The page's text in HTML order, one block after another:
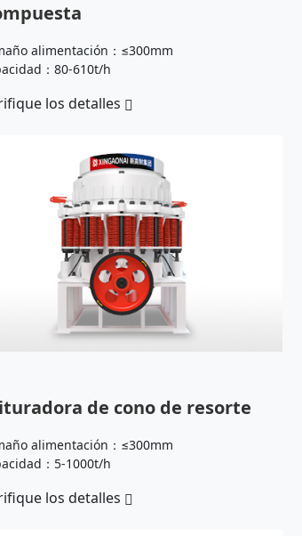
alimentación：≤300mm
：80-610t/h
los detalles
de cono de resorte
alimentación：≤300mm
：5-1000t/h
los detalles